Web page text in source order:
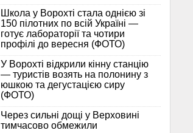
Школа у Ворохті стала однією зі
150 пілотних по всій Україні —
готує лабораторії та чотири
профілі до вересня (ФОТО)
У Ворохті відкрили кінну станцію
— туристів возять на полонину з
юшкою та дегустацією сиру
(ФОТО)
Через сильні дощі у Верховині
тимчасово обмежили